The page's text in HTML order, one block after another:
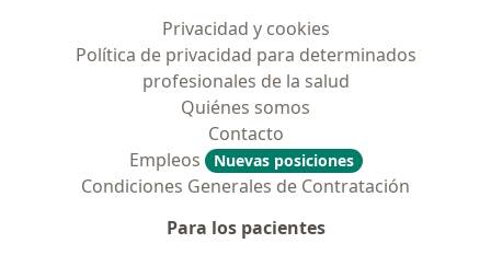
Privacidad y cookies
Política de privacidad para determinados
profesionales de la salud
Quiénes somos
Contacto
Empleos
Nuevas posiciones
Condiciones Generales de Contratación
Para los pacientes